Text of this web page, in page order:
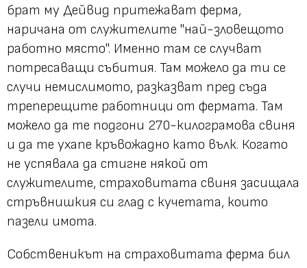
брат му Дейвид притежават ферма,
наричана от служителите "най-зловещото
работно място". Именно там се случват
потресаващи събития. Там можело да ти се
случи немислимото, разказват пред съда
треперещите работници от фермата. Там
можело да те подгони 270-килограмова свиня
и да те ухапе кръвожадно като вълк. Когато
не успявала да стигне някой от
служителите, страховитата свиня засищала
стръвнишкия си глад с кучетата, които
пазели имота.
Собственикът на страховитата ферма бил